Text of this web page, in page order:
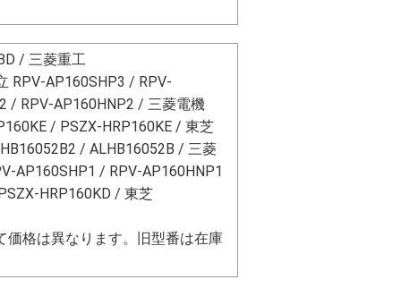
/ 三菱重工
RPV-AP160SHP3 / RPV-
/ RPV-AP160HNP2 / 三菱電機
/ PSZX-HRP160KE / 東芝
/ ALHB16052B / 三菱
AP160SHP1 / RPV-AP160HNP1
HRP160KD / 東芝
価格は異なります。旧型番は在庫